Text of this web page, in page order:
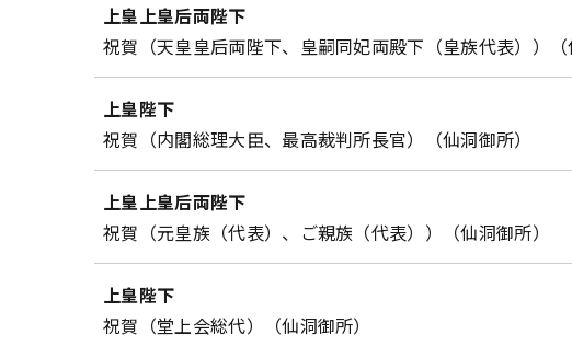
上皇上皇后両陛下
祝賀（天皇皇后両陛下、皇嗣同妃両殿下（皇族代表））（
上皇陛下
祝賀（内閣総理大臣、最高裁判所長官）（仙洞御所）
上皇上皇后両陛下
祝賀（元皇族（代表）、ご親族（代表））（仙洞御所）
上皇陛下
祝賀（堂上会総代）（仙洞御所）